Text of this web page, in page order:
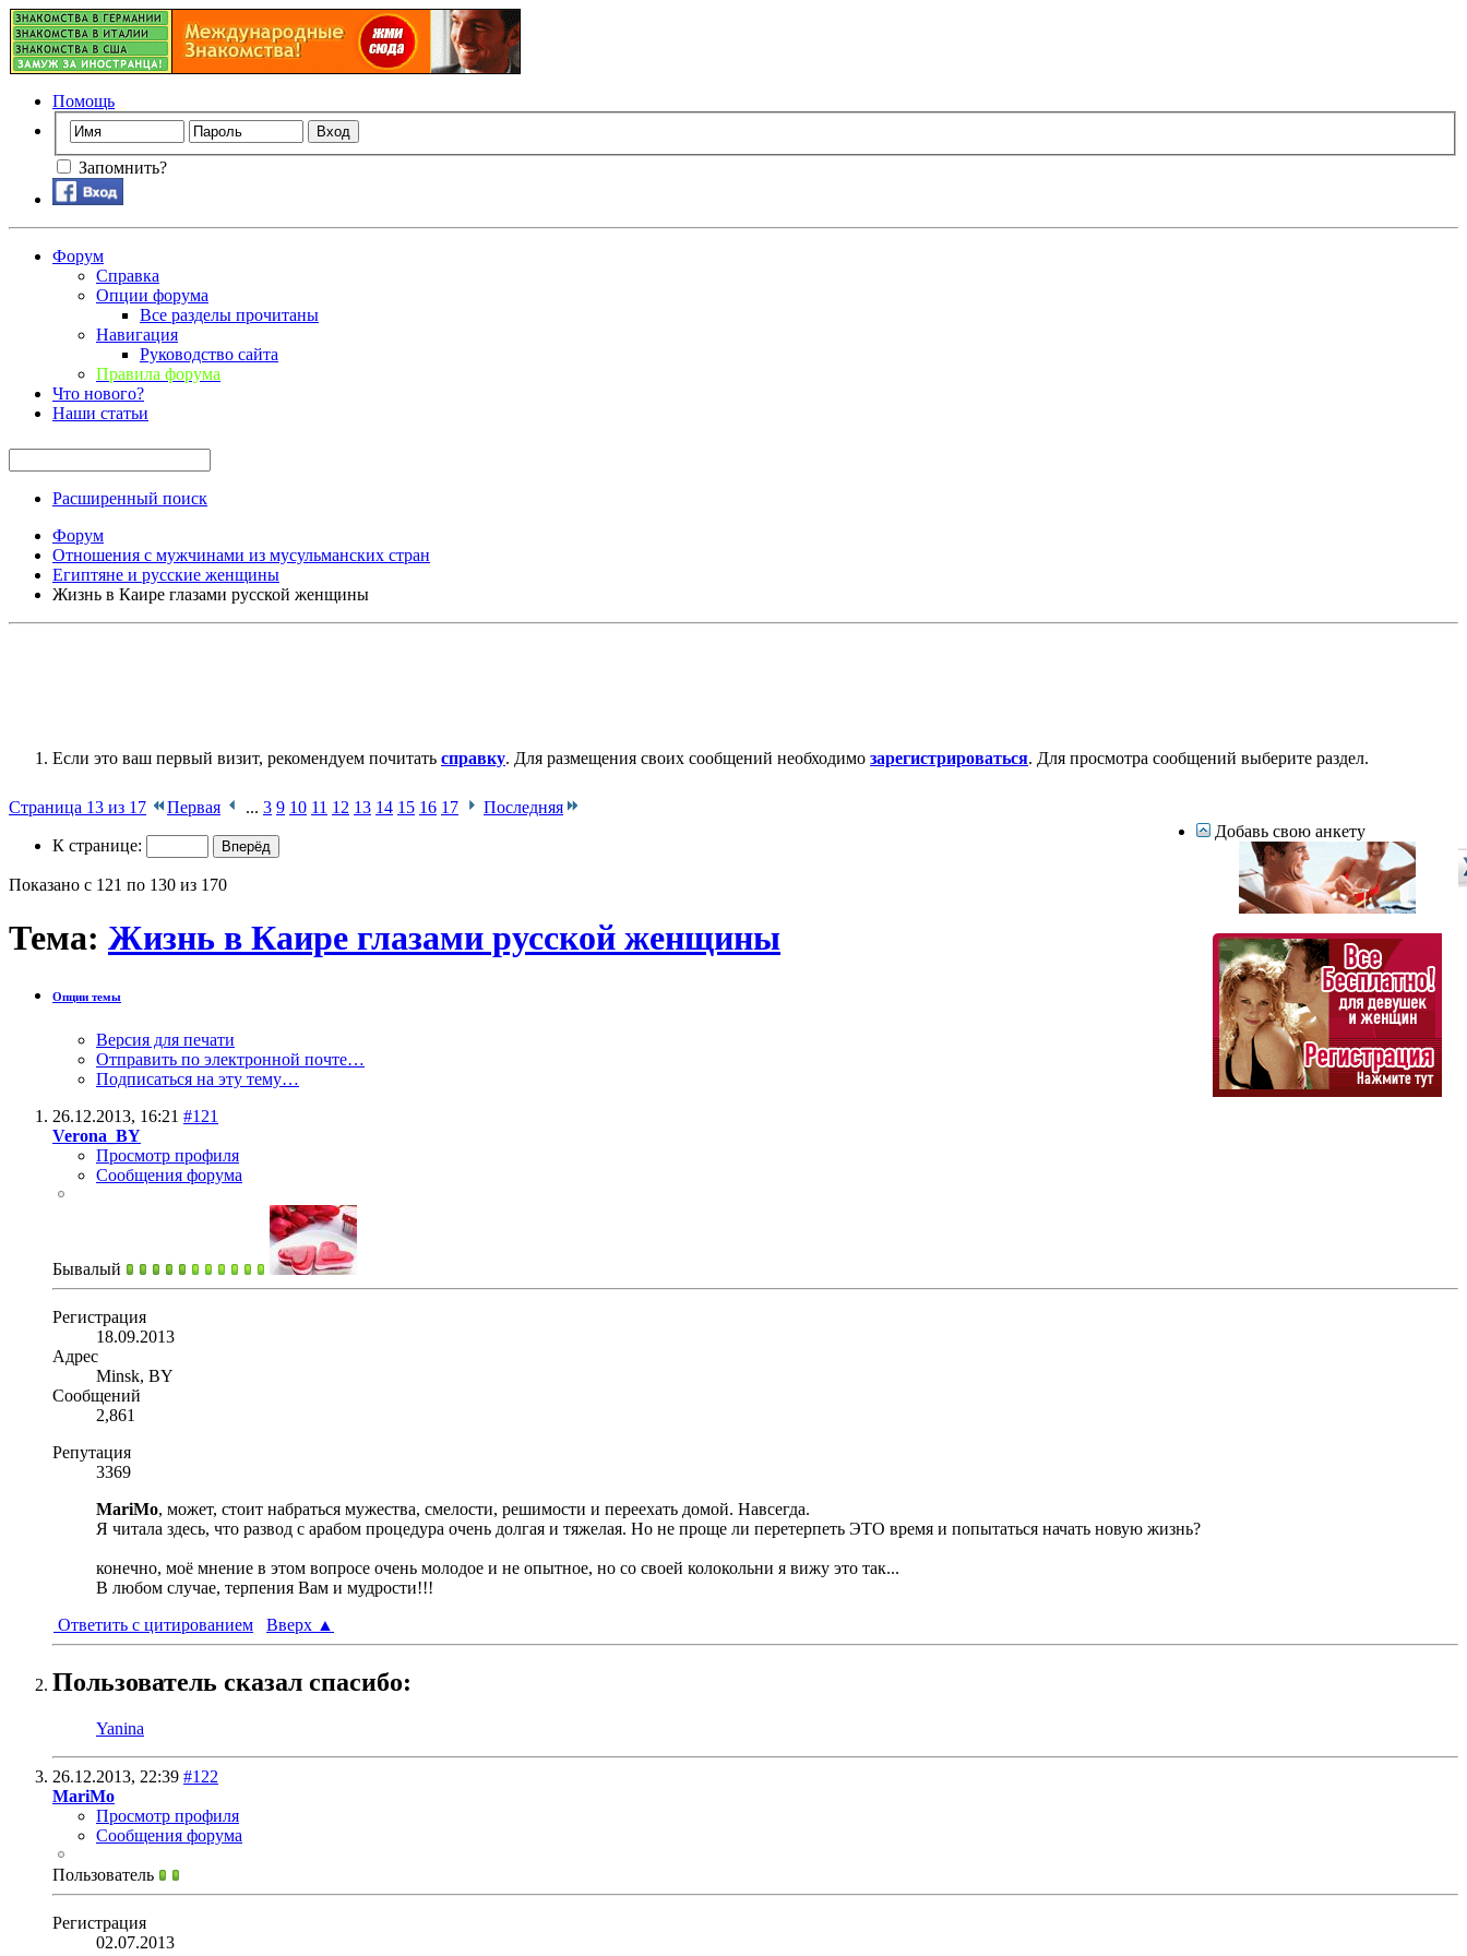
Помощь
Запомнить?
Форум
Справка
Опции форума
Все разделы прочитаны
Навигация
Руководство сайта
Правила форума
Что нового?
Наши статьи
Расширенный поиск
Форум
Отношения с мужчинами из мусульманских стран
Египтяне и русские женщины
Жизнь в Каире глазами русской женщины
Если это ваш первый визит, рекомендуем почитать справку. Для размещения своих сообщений необходимо зарегистрироваться. Для просмотра сообщений выберите раздел.
Страница 13 из 17 Первая ... 3 9 10 11 12 13 14 15 16 17 Последняя
К странице:
Показано с 121 по 130 из 170
Тема: Жизнь в Каире глазами русской женщины
Опции темы
Версия для печати
Отправить по электронной почте…
Подписаться на эту тему…
26.12.2013, 16:21 #121
Verona_BY
Просмотр профиля
Сообщения форума
Бывалый
Регистрация
18.09.2013
Адрес
Minsk, BY
Сообщений
2,861
Репутация
3369
MariMo, может, стоит набраться мужества, смелости, решимости и переехать домой. Навсегда.
Я читала здесь, что развод с арабом процедура очень долгая и тяжелая. Но не проще ли перетерпеть ЭТО время и попытаться начать новую жизнь?
конечно, моё мнение в этом вопросе очень молодое и не опытное, но со своей колокольни я вижу это так...
В любом случае, терпения Вам и мудрости!!!
Ответить с цитированием
Вверх ▲
Пользователь сказал cпасибо:
Yanina
26.12.2013, 22:39 #122
MariMo
Просмотр профиля
Сообщения форума
Пользователь
Регистрация
02.07.2013
Добавь свою анкету